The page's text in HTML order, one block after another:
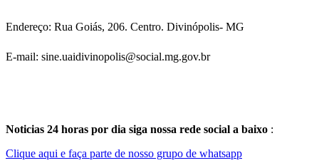
Endereço: Rua Goiás, 206. Centro. Divinópolis- MG
E-mail: sine.uaidivinopolis@social.mg.gov.br
Noticias 24 horas por dia siga nossa rede social a baixo :
Clique aqui e faça parte de nosso grupo de whatsapp